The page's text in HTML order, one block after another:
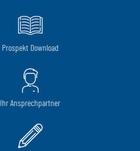
Prospekt Download
Ihr Ansprechpartner